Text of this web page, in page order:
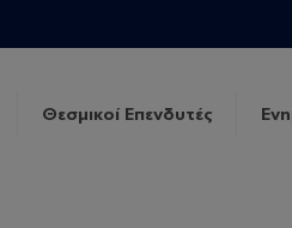
Θεσμικοί Επενδυτές